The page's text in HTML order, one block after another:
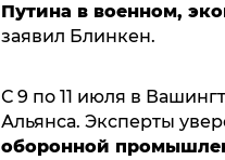
Путина в военном,
заявил Блинкен.
С 9 по 11 июля в
Альянса. Эксперты
оборонной